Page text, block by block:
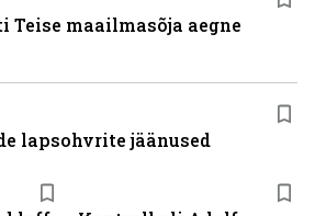
maailmasõja aegne
lapsohvrite jäänused